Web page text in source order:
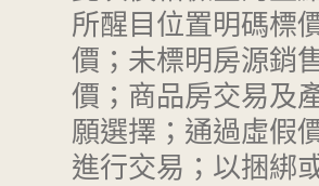
所醒目位置明碼標
價；未標明房源銷
價；商品房交易及
願選擇；通過虛假
進行交易；以捆綁